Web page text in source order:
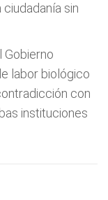
sin
Gobierno
labor biológico
con
instituciones